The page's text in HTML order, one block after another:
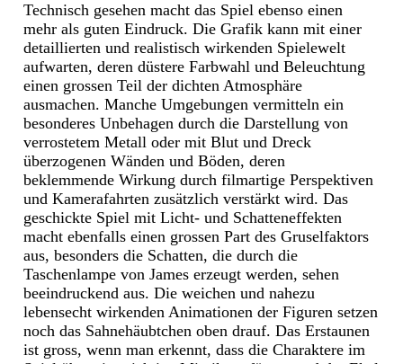
Technisch gesehen macht das Spiel ebenso einen
mehr als guten Eindruck. Die Grafik kann mit einer
detaillierten und realistisch wirkenden Spielewelt
aufwarten, deren düstere Farbwahl und Beleuchtung
einen grossen Teil der dichten Atmosphäre
ausmachen. Manche Umgebungen vermitteln ein
besonderes Unbehagen durch die Darstellung von
verrostetem Metall oder mit Blut und Dreck
überzogenen Wänden und Böden, deren
beklemmende Wirkung durch filmartige Perspektiven
und Kamerafahrten zusätzlich verstärkt wird. Das
geschickte Spiel mit Licht- und Schatteneffekten
macht ebenfalls einen grossen Part des Gruselfaktors
aus, besonders die Schatten, die durch die
Taschenlampe von James erzeugt werden, sehen
beeindruckend aus. Die weichen und nahezu
lebensecht wirkenden Animationen der Figuren setzen
noch das Sahnehäubtchen oben drauf. Das Erstaunen
ist gross, wenn man erkennt, dass die Charaktere im